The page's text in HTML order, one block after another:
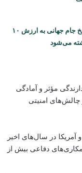
توپ جنجالی‌ترین گل تاریخ جام جهانی به ارزش ۱۰
می‌شود
مؤثر و آمادگی
چالش‌های امنیتی
آمریکا در سال‌های اخیر
دفاعی بیش از